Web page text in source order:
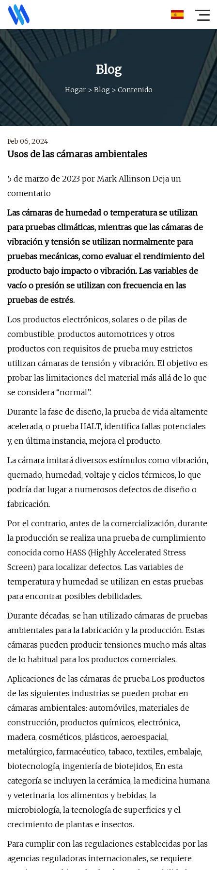
Blog
Hogar> Blog > Contenido
Feb 06, 2024
Usos de las cámaras ambientales
5 de marzo de 2023 por Mark Allinson Deja un
comentario
Las cámaras de humedad o temperatura se utilizan
para pruebas climáticas, mientras que las cámaras de
vibración y tensión se utilizan normalmente para
pruebas mecánicas, como evaluar el rendimiento del
producto bajo impacto o vibración. Las variables de
vacío o presión se utilizan con frecuencia en las
pruebas de estrés.
Los productos electrónicos, solares o de pilas de
combustible, productos automotrices y otros
productos con requisitos de prueba muy estrictos
utilizan cámaras de tensión y vibración. El objetivo es
probar las limitaciones del material más allá de lo que
se considera “normal”.
Durante la fase de diseño, la prueba de vida altamente
acelerada, o prueba HALT, identifica fallas potenciales
y, en última instancia, mejora el producto.
La cámara imitará diversos estímulos como vibración,
quemado, humedad, voltaje y ciclos térmicos, lo que
podría dar lugar a numerosos defectos de diseño o
fabricación.
Por el contrario, antes de la comercialización, durante
la producción se realiza una prueba de cumplimiento
conocida como HASS (Highly Accelerated Stress
Screen) para localizar defectos. Las variables de
temperatura y humedad se utilizan en estas pruebas
para encontrar posibles debilidades.
Durante décadas, se han utilizado cámaras de pruebas
ambientales para la fabricación y la producción. Estas
cámaras pueden producir tensiones mucho más altas
de lo habitual para los productos comerciales.
Aplicaciones de las cámaras de prueba Los productos
de las siguientes industrias se pueden probar en
cámaras ambientales: automóviles, materiales de
construcción, productos químicos, electrónica,
madera, cosméticos, plásticos, aeroespacial,
metalúrgico, farmacéutico, tabaco, textiles, embalaje,
biotecnología, ingeniería de biotejidos, En esta
categoría se incluyen la cerámica, la medicina humana
y veterinaria, los alimentos y bebidas, la
microbiología, la tecnología de superficies y el
crecimiento de plantas e insectos.
Para cumplir con las regulaciones establecidas por las
agencias reguladoras internacionales, se requiere